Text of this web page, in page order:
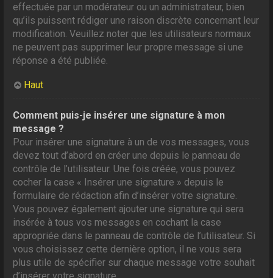
effectuée par un modérateur ou un administrateur, bien
qu’ils puissent rédiger une raison discrète concernant leur
modification. Veuillez noter que les utilisateurs normaux
ne peuvent pas supprimer leur propre message si une
réponse a été publiée.
Haut
Comment puis-je insérer une signature à mon
message ?
Pour insérer une signature à un de vos messages, vous
devez tout d’abord en créer une depuis le panneau de
contrôle de l’utilisateur. Une fois créée, vous pouvez
cocher la case « Insérer une signature » depuis le
formulaire de rédaction afin d’insérer votre signature.
Vous pouvez également ajouter une signature qui sera
insérée à tous vos messages en cochant la case
appropriée dans le panneau de contrôle de l’utilisateur. Si
vous choisissez cette dernière option, il ne vous sera
plus utile de spécifier sur chaque message votre souhait
d’insérer votre signature.